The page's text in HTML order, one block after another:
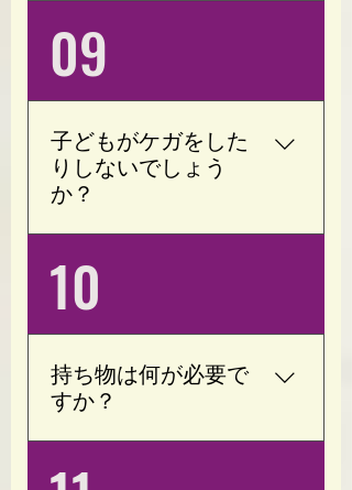
は、事前にご相談くださ
い。
方も安心してご利用いた
だけます。
予約制・完全個室ですの
で、周りを気にすること
なくお子様と一緒にお過
ごしいただけます。 ご予
約の際にお気軽にお知ら
せください。
09
子どもがケガをした
りしないでしょう
か？
では、バーベルなどの重
たいトレーニング器具は
設置しておりません。 ま
た、お子様がゆったりと
過ごせるスペースもござ
いますので、同じ空間で
安心してお過ごしいただ
けます。
10
持ち物は何が必要で
すか？